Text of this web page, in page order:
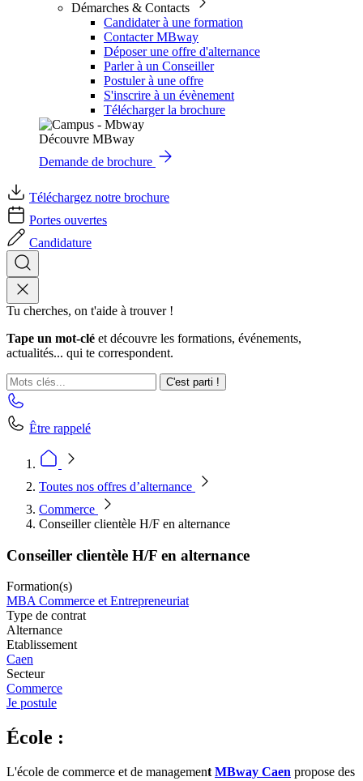
Démarches & Contacts
Candidater à une formation
Contacter MBway
Déposer une offre d'alternance
Parler à un Conseiller
Postuler à une offre
S'inscrire à un évènement
Télécharger la brochure
Découvre MBway
Demande de brochure
Téléchargez notre brochure
Portes ouvertes
Candidature
Tu cherches, on t'aide à trouver !
Tape un mot-clé et découvre les formations, événements,
actualités... qui te correspondent.
C'est parti !
Être rappelé
Toutes nos offres d’alternance
Commerce
Conseiller clientèle H/F en alternance
Conseiller clientèle H/F en alternance
Formation(s)
MBA Commerce et Entrepreneuriat
Type de contrat
Alternance
Etablissement
Caen
Secteur
Commerce
Je postule
École :
L'école de commerce et de management MBway Caen propose des